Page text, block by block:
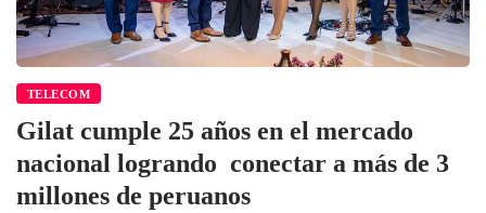
TELECOM
Gilat cumple 25 años en el mercado
nacional logrando conectar a más de 3
millones de peruanos